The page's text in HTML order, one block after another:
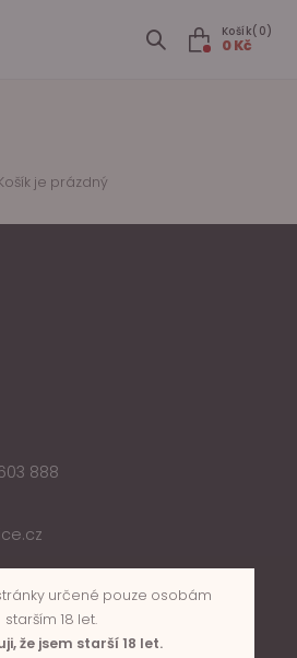
Košík(0)
0 Kč
je prázdný
888
určené pouze osobám
starším 18 let.
že jsem starší 18 let.